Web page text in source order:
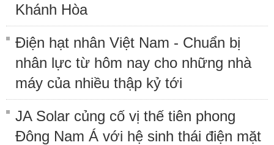
Khánh Hòa
Điện hạt nhân Việt Nam - Chuẩn bị
nhân lực từ hôm nay cho những nhà
máy của nhiều thập kỷ tới
JA Solar củng cố vị thế tiên phong
Đông Nam Á với hệ sinh thái điện mặt